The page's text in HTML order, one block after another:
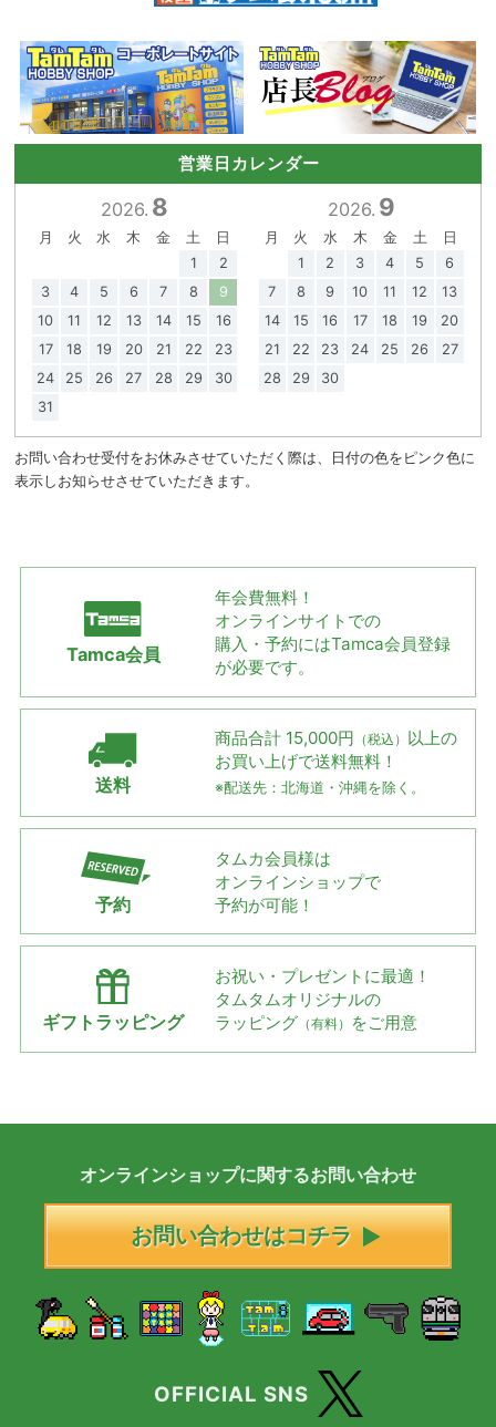
営業日カレンダー
2026. 8
月 火 水 木 金 土
日
1
2
3
4 5 6 7 8
9
10
11 12 13 14 15
16
17
18 19 20 21 22
23
24
25 26 27 28 29
30
31
2026. 9
月 火 水 木 金 土
日
1
2 3 4 5
6
7
8 9 10 11 12
13
14
15 16 17 18 19
20
21
22 23 24 25 26
27
28
29 30
お問い合わせ受付をお休みさせていただく際は、日付の色をピンク色に
表示しお知らせさせていただきます。
Tamca会員
年会費無料！
オンラインサイトでの
購入・予約にはTamca会員登録
が必要です。
送料
商品合計 15,000円 （税込） 以上の
お買い上げで送料無料！
※配送先：北海道・沖縄を除く。
予約
タムカ会員様は
オンラインショップで
予約が可能！
ギフトラッピング
お祝い・プレゼントに最適！
タムタムオリジナルの
ラッピング （有料） をご用意
オンラインショップに関するお問い合わせ
お問い合わせはコチラ
OFFICIAL SNS